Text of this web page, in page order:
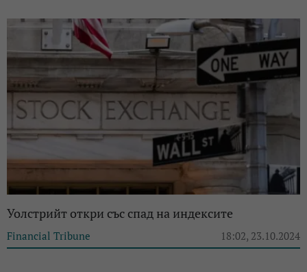
Уолстрийт откри със спад на индексите
Financial Tribune 18:02, 23.10.2024